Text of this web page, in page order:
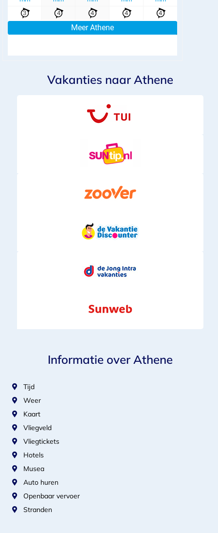
Vakanties naar Athene
Informatie over Athene
Tijd
Weer
Kaart
Vliegveld
Vliegtickets
Hotels
Musea
Auto huren
Openbaar vervoer
Stranden